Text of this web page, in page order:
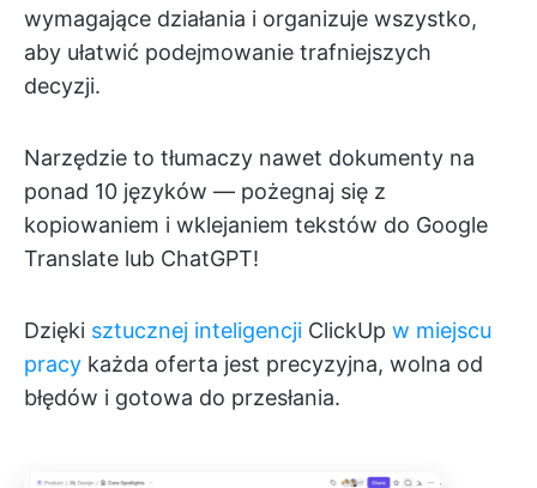
wymagające działania i organizuje wszystko,
aby ułatwić podejmowanie trafniejszych
decyzji.
Narzędzie to tłumaczy nawet dokumenty na
ponad 10 języków — pożegnaj się z
kopiowaniem i wklejaniem tekstów do Google
Translate lub ChatGPT!
Dzięki sztucznej inteligencji ClickUp w miejscu
pracy każda oferta jest precyzyjna, wolna od
błędów i gotowa do przesłania.